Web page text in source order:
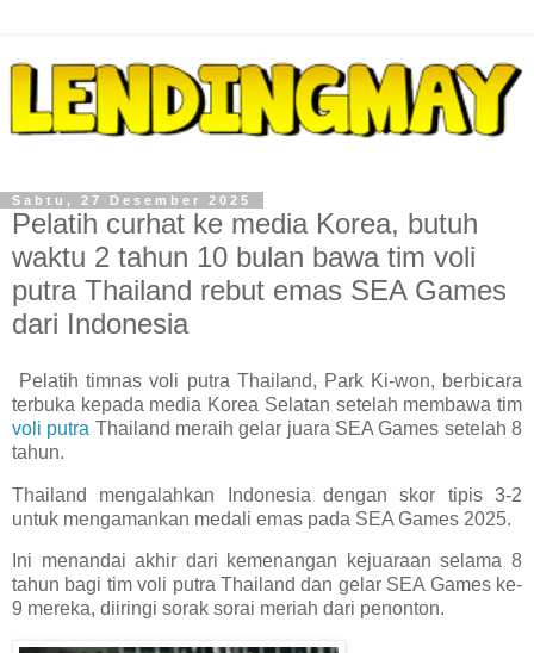
Sabtu, 27 Desember 2025
Pelatih curhat ke media Korea, butuh
waktu 2 tahun 10 bulan bawa tim voli
putra Thailand rebut emas SEA Games
dari Indonesia
Pelatih timnas voli putra Thailand, Park Ki-won, berbicara
terbuka kepada media Korea Selatan setelah membawa tim
voli putra Thailand meraih gelar juara SEA Games setelah 8
tahun.
Thailand mengalahkan Indonesia dengan skor tipis 3-2
untuk mengamankan medali emas pada SEA Games 2025.
Ini menandai akhir dari kemenangan kejuaraan selama 8
tahun bagi tim voli putra Thailand dan gelar SEA Games ke-
9 mereka, diiringi sorak sorai meriah dari penonton.